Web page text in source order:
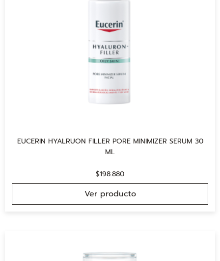
EUCERIN HYALRUON FILLER PORE MINIMIZER SERUM 30
ML
$198.880
Ver producto